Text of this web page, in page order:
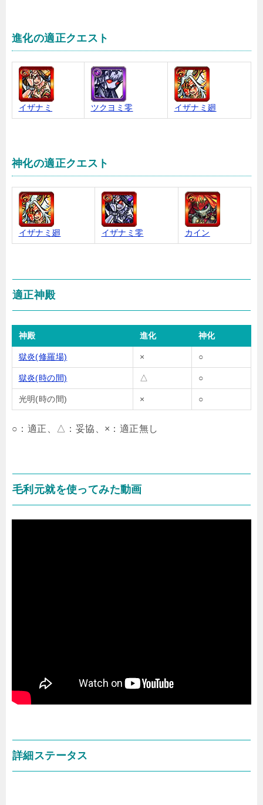
進化の適正クエスト
イザナミ ツクヨミ零 イザナミ廻
神化の適正クエスト
イザナミ廻 イザナミ零 カイン
適正神殿
神殿 進化 神化
獄炎(修羅場) × ○
獄炎(時の間) △ ○
光明(時の間) × ○
○：適正、△：妥協、×：適正無し
毛利元就を使ってみた動画
詳細ステータス